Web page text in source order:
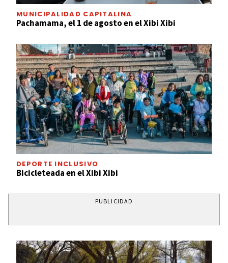
MUNICIPALIDAD CAPITALINA
Pachamama, el 1 de agosto en el Xibi Xibi
DEPORTE INCLUSIVO
Bicicleteada en el Xibi Xibi
PUBLICIDAD